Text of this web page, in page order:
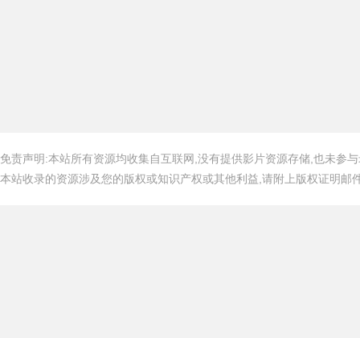
免责声明:本站所有资源均收集自互联网,没有提供影片资源存储,也未参
本站收录的资源涉及您的版权或知识产权或其他利益,请附上版权证明